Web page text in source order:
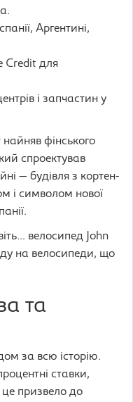
Аргентині,
Credit для
і запчастин у
найняв фінського
спроектував
— будівля з кортен-
і символом нової
велосипед John
на велосипеди, що
та
за всю історію.
ставки,
призвело до